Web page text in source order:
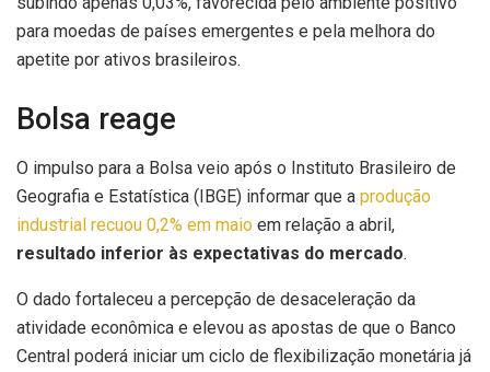
para moedas de países emergentes e pela melhora do
apetite por ativos brasileiros.
Bolsa reage
O impulso para a Bolsa veio após o Instituto Brasileiro de
Geografia e Estatística (IBGE) informar que a produção
industrial recuou 0,2% em maio em relação a abril,
resultado inferior às expectativas do mercado.
O dado fortaleceu a percepção de desaceleração da
atividade econômica e elevou as apostas de que o Banco
Central poderá iniciar um ciclo de flexibilização monetária já